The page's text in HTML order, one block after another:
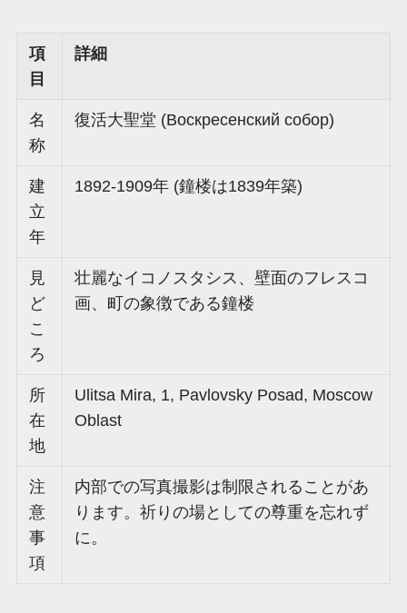
項
目
詳細
名
称
復活大聖堂 (Воскресенский собор)
建
立
年
1892-1909年 (鐘楼は1839年築)
見
ど
こ
ろ
壮麗なイコノスタシス、壁面のフレスコ
画、町の象徴である鐘楼
所
在
地
Ulitsa Mira, 1, Pavlovsky Posad, Moscow
Oblast
注
意
事
項
内部での写真撮影は制限されることがあ
ります。祈りの場としての尊重を忘れず
に。